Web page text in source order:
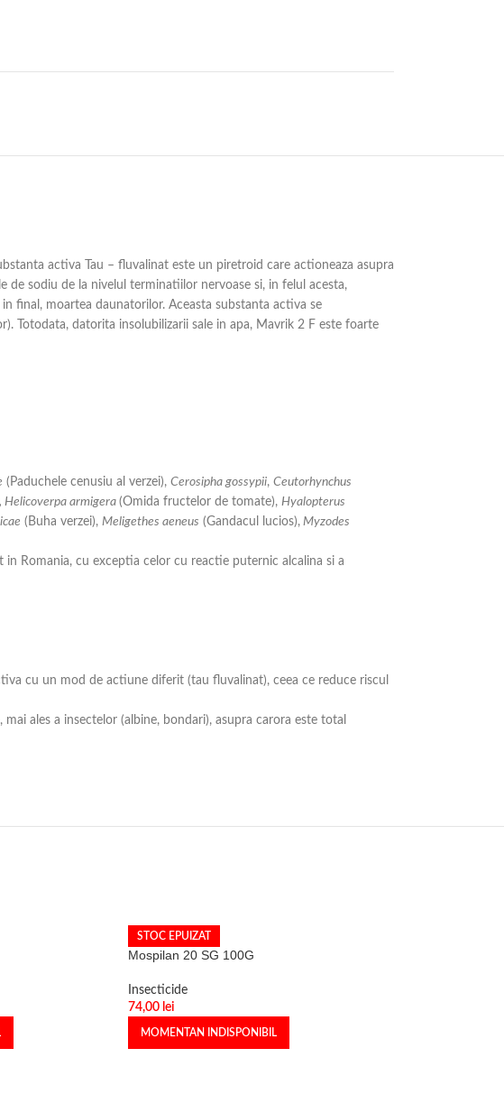
activa Tau – fluvalinat este un piretroid care actioneaza asupra
sodiu de la nivelul terminatiilor nervoase si, in felul acesta,
final, moartea daunatorilor. Aceasta substanta activa se
Totodata, datorita insolubilizarii sale in apa, Mavrik 2 F este foarte
(Paduchele cenusiu al verzei), Cerosipha gossypii, Ceutorhynchus
, Helicoverpa armigera (Omida fructelor de tomate), Hyalopterus
(Buha verzei), Meligethes aeneus (Gandacul lucios), Myzodes
Romania, cu exceptia celor cu reactie puternic alcalina si a
cu un mod de actiune diferit (tau fluvalinat), ceea ce reduce riscul
ales a insectelor (albine, bondari), asupra carora este total
STOC EPUIZAT
Mospilan 20 SG 100G
Insecticide
74,00 lei
MOMENTAN INDISPONIBIL